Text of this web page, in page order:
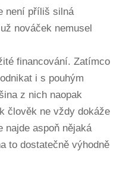
není příliš silná
nováček nemusel
financování. Zatímco
i s pouhým
z nich naopak
člověk ne vždy dokáže
najde aspoň nějaká
to dostatečně výhodně